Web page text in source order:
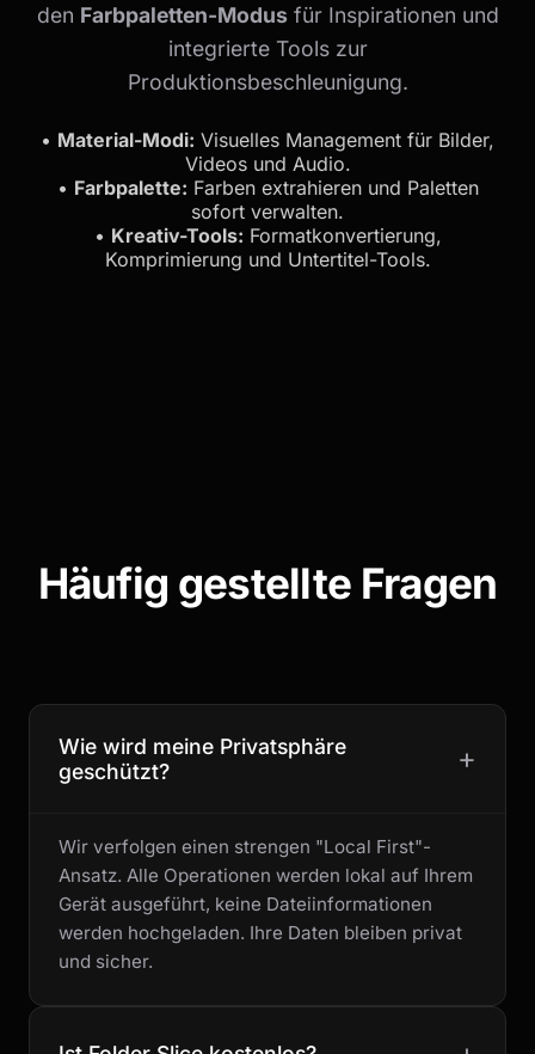
den Farbpaletten-Modus für Inspirationen und
integrierte Tools zur
Produktionsbeschleunigung.
• Material-Modi: Visuelles Management für Bilder,
Videos und Audio.
• Farbpalette: Farben extrahieren und Paletten
sofort verwalten.
• Kreativ-Tools: Formatkonvertierung,
Komprimierung und Untertitel-Tools.
Häufig gestellte Fragen
Wie wird meine Privatsphäre
geschützt?
+
Wir verfolgen einen strengen "Local First"-
Ansatz. Alle Operationen werden lokal auf Ihrem
Gerät ausgeführt, keine Dateiinformationen
werden hochgeladen. Ihre Daten bleiben privat
und sicher.